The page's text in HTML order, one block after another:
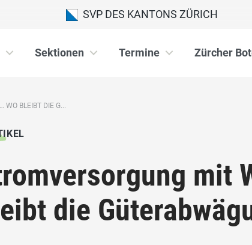
SVP DES KANTONS ZÜRICH
Sektionen Termine Zürcher
WO BLEIBT DIE G...
mit
die